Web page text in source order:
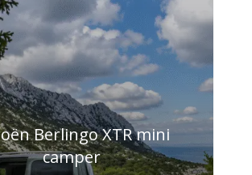
Berlingo XTR mini
camper